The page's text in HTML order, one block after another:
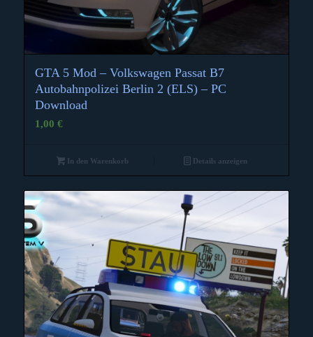
GTA 5 Mod – Volkswagen Passat B7
Autobahnpolizei Berlin 2 (ELS) – PC
Download
1,00 €
In den Warenkorb Details anzeigen